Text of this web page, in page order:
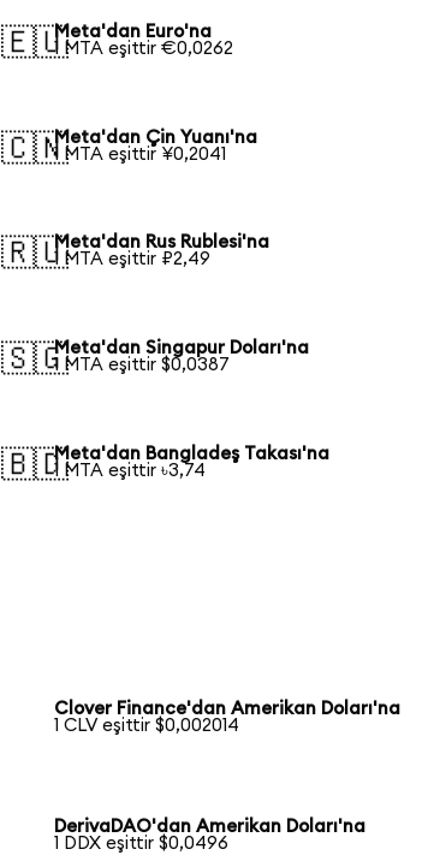
🇪🇺Meta'dan Euro'na
1 MTA eşittir €0,0262
🇨🇳Meta'dan Çin Yuanı'na
1 MTA eşittir ¥0,2041
🇷🇺Meta'dan Rus Rublesi'na
1 MTA eşittir ₽2,49
🇸🇬Meta'dan Singapur Doları'na
1 MTA eşittir $0,0387
🇧🇩Meta'dan Bangladeş Takası'na
1 MTA eşittir ৳3,74
Clover Finance'dan Amerikan Doları'na
1 CLV eşittir $0,002014
DerivaDAO'dan Amerikan Doları'na
1 DDX eşittir $0,0496